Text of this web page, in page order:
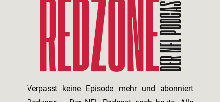
Verpasst keine Episode mehr und abonniert